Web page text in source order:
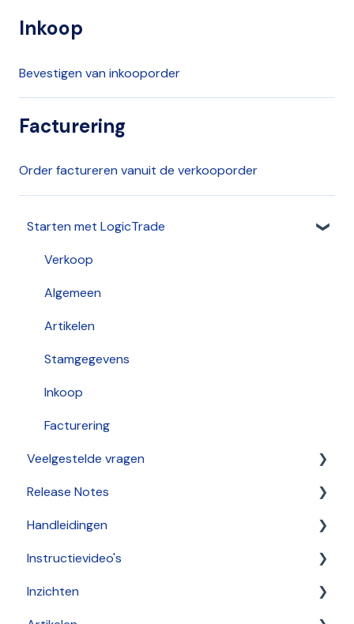
Inkoop
Bevestigen van inkooporder
Facturering
Order factureren vanuit de verkooporder
Starten met LogicTrade
Verkoop
Algemeen
Artikelen
Stamgegevens
Inkoop
Facturering
Veelgestelde vragen
HelpCenter
Release Notes
2026
2025
2024
Handleidingen
Algemeen
Dashboard
Instructievideo's
Configurator
Inzichten